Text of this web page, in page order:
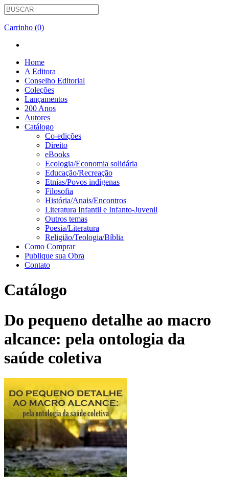
Carrinho (0)
Home
A Editora
Conselho Editorial
Coleções
Lançamentos
200 Anos
Autores
Catálogo
Co-edições
Direito
eBooks
Ecologia/Economia solidária
Educação/Recreação
Etnias/Povos indígenas
Filosofia
História/Anais/Encontros
Literatura Infantil e Infanto-Juvenil
Outros temas
Poesia/Literatura
Religião/Teologia/Bíblia
Como Comprar
Publique sua Obra
Contato
Catálogo
Do pequeno detalhe ao macro
alcance: pela ontologia da
saúde coletiva